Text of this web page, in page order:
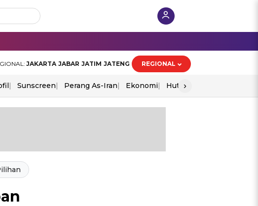
JAKARTA JABAR JATIM JATENG REGIONAL
Sunscreen Perang As-Iran Ekonomi Hut Ri
›